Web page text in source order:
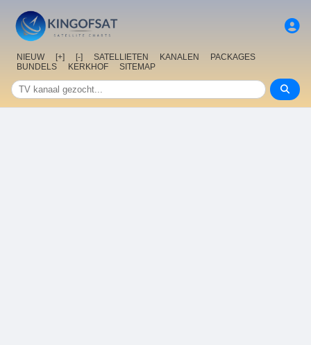
NIEUW [+] [-] SATELLIETEN KANALEN
PACKAGES
BUNDELS
KERKHOF SITEMAP